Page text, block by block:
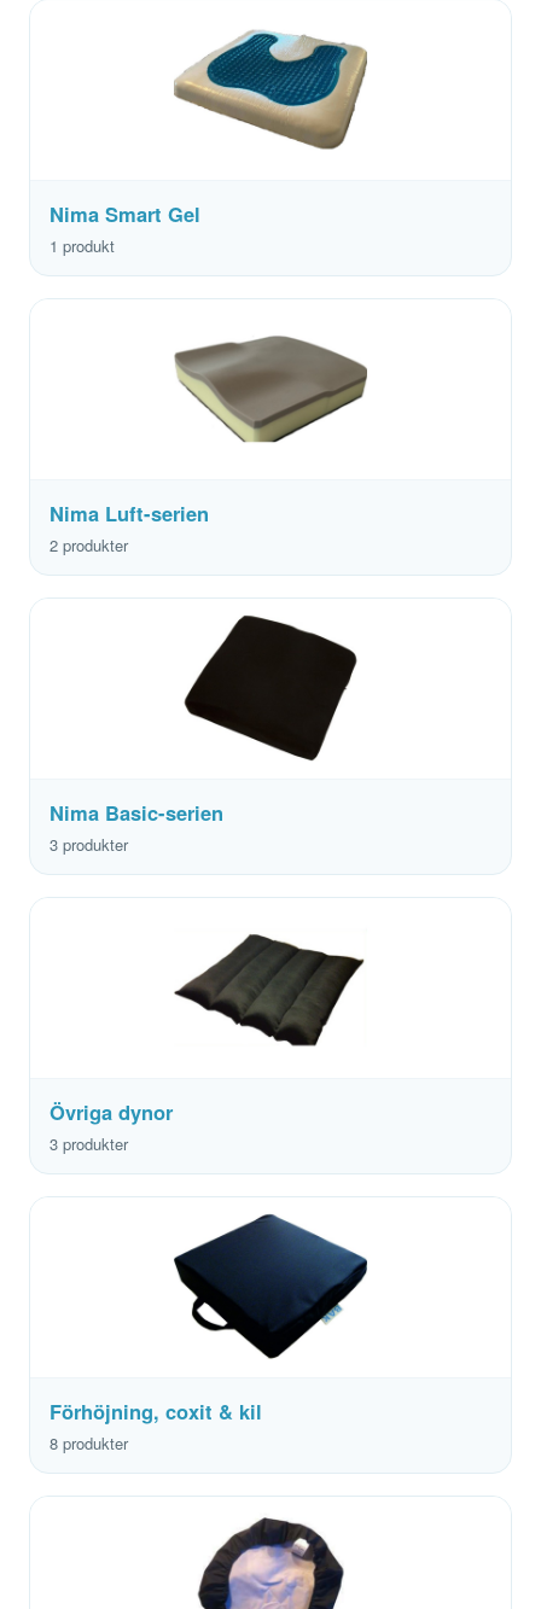
Nima Smart Gel
1 produkt
Nima Luft-serien
2 produkter
Nima Basic-serien
3 produkter
Övriga dynor
3 produkter
Förhöjning, coxit & kil
8 produkter